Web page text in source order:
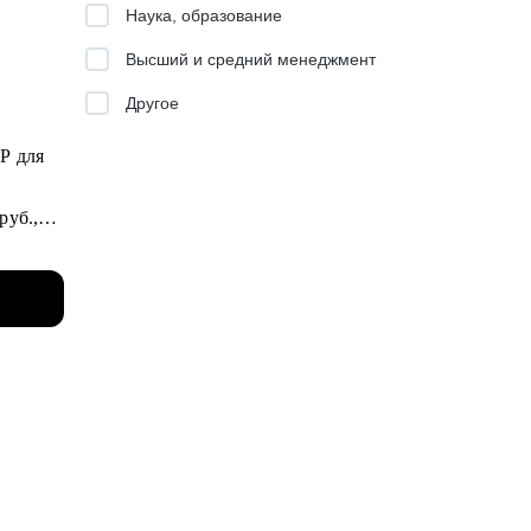
КАК
Наука, образование
Высший и средний менеджмент
Другое